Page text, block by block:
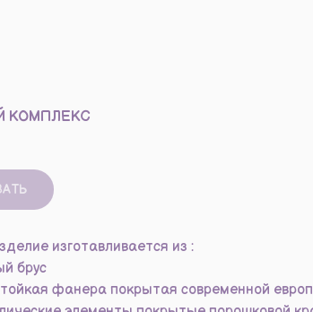
КОМПЛЕКС
изготавливается из :
брус
фанера покрытая современной